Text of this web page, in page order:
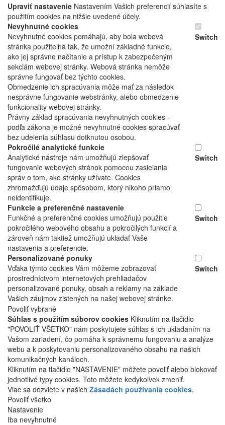
Upraviť nastavenie Nastavením Vašich preferencií súhlasíte s
použitím cookies na nižšie uvedené účely.
Nevyhnutné cookies
Nevyhnutné cookies pomáhajú, aby bola webová
stránka použiteľná tak, že umožní základné funkcie,
ako jej správne načítanie a prístup k zabezpečeným
sekciám webovej stránky. Webová stránka nemôže
správne fungovať bez týchto cookies.
Obmedzenie ich spracúvania môže mať za následok
nesprávne fungovanie webstránky, alebo obmedzenie
funkcionality webovej stránky.
Právny základ spracúvania nevyhnutných cookies -
podľa zákona je možné nevyhnutné cookies spracúvať
bez udelenia súhlasu dotknutou osobou.
Switch
Pokročilé analytické funkcie
Analytické nástroje nám umožňujú zlepšovať
fungovanie webových stránok pomocou zasielania
správ o tom, ako stránky užívate. Cookies
zhromažďujú údaje spôsobom, ktorý nikoho priamo
neidentifikuje.
Switch
Funkcie a preferenčné nastavenie
Funkčné a preferenčné cookies umožňujú použitie
pokročilého webového obsahu a pokročilých funkcií a
zároveň nám taktiež umožňujú ukladať Vaše
nastavenia a preferencie.
Switch
Personalizované ponuky
Vďaka týmto cookies Vám môžeme zobrazovať
prostredníctvom internetových prehliadačov
personalizované ponuky, obsah a reklamy na základe
Vašich záujmov zistených na našej webovej stránke.
Switch
Povoliť vybrané
Súhlas s použitím súborov cookies Kliknutím na tlačidlo
"POVOLIŤ VŠETKO" nám poskytujete súhlas s ich ukladaním na
Vašom zariadení, čo pomáha k správnemu fungovaniu a analýze
webu a k poskytovaniu personalizovaného obsahu na našich
komunikačných kanáloch.
Kliknutím na tlačidlo "NASTAVENIE" môžete povoliť alebo blokovať
jednotlivé typy cookies. Toto môžete kedykoľvek zmeniť.
Viac sa dozviete v našich Zásadách používania cookies.
Povoliť všetko
Nastavenie
Iba nevyhnutné